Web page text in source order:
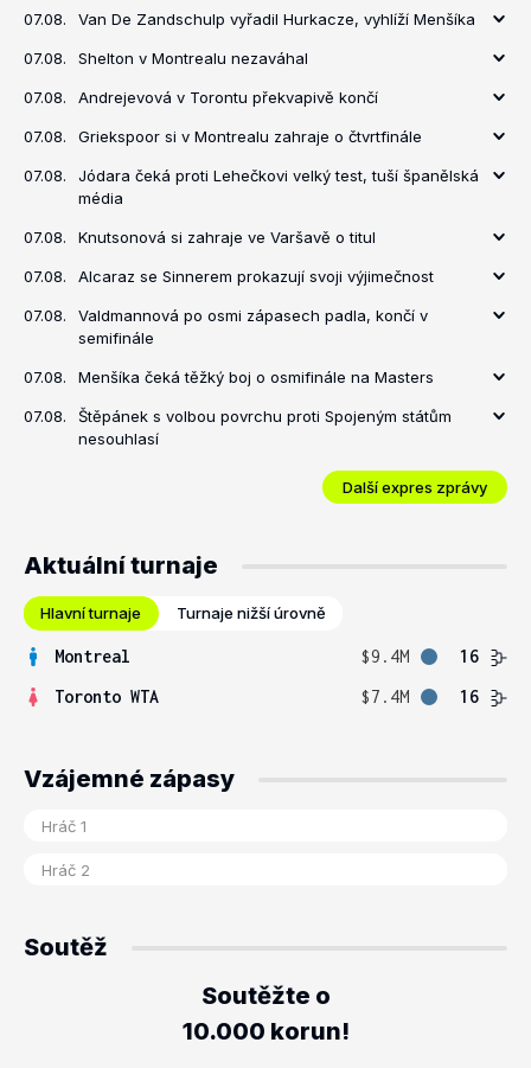
07.08. Van De Zandschulp vyřadil Hurkacze, vyhlíží Menšíka
07.08. Shelton v Montrealu nezaváhal
07.08. Andrejevová v Torontu překvapivě končí
07.08. Griekspoor si v Montrealu zahraje o čtvrtfinále
07.08.
Jódara čeká proti Lehečkovi velký test, tuší španělská
média
07.08. Knutsonová si zahraje ve Varšavě o titul
07.08. Alcaraz se Sinnerem prokazují svoji výjimečnost
07.08.
Valdmannová po osmi zápasech padla, končí v
semifinále
07.08. Menšíka čeká těžký boj o osmifinále na Masters
07.08.
Štěpánek s volbou povrchu proti Spojeným státům
nesouhlasí
Další expres zprávy
Aktuální turnaje
Hlavní turnaje Turnaje nižší úrovně
Montreal $9.4M
16
Toronto WTA
$7.4M 16
Vzájemné zápasy
Soutěž
Soutěžte o
10.000 korun!